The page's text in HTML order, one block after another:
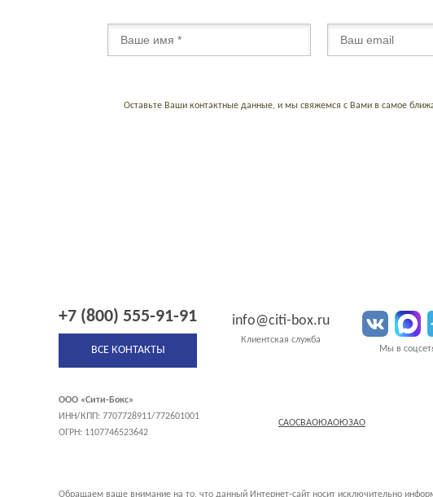
Оставьте Ваши контактные данные, и мы свяжемся с Вами в самое
+7 (800) 555-91-91
ВСЕ КОНТАКТЫ
ООО «Сити-Бокс»
ИНН/КПП: 7707728911/772601001
ОГРН: 1107746523642
info@citi-box.ru
Клиентская служба
Мы в
САОСВАОЮАОЮЗАО
Обращаем ваше внимание на то, что данный Интернет-сайт носит исключительно